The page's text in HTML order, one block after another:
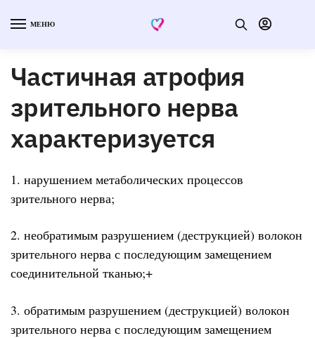
МЕНЮ
Частичная атрофия
зрительного нерва
характеризуется
1. нарушением метаболических процессов
зрительного нерва;
2. необратимым разрушением (деструкцией) волокон
зрительного нерва с последующим замещением
соединительной тканью;+
3. обратимым разрушением (деструкцией) волокон
зрительного нерва с последующим замещением